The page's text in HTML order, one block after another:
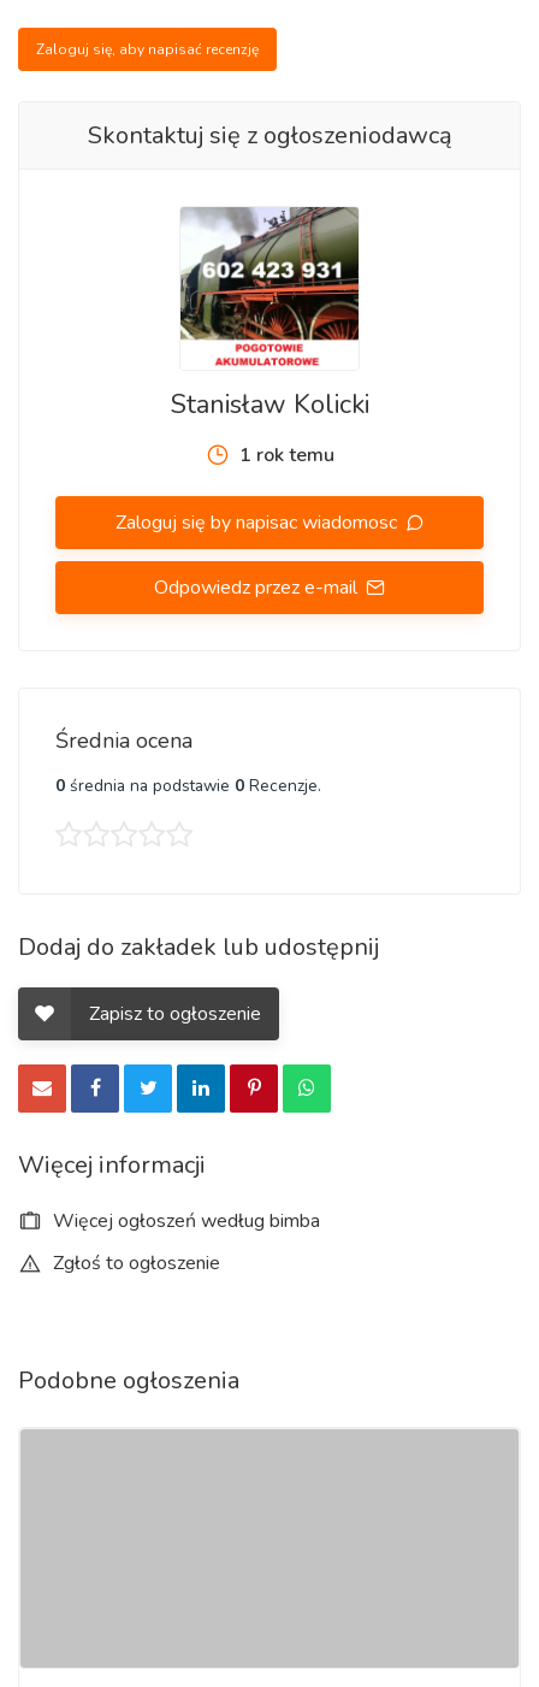
Zaloguj się, aby napisać recenzję
Skontaktuj się z ogłoszeniodawcą
Stanisław Kolicki
1 rok temu
Zaloguj się by napisac wiadomosc
Odpowiedz przez e-mail
Średnia ocena
0 średnia na podstawie 0 Recenzje.
Dodaj do zakładek lub udostępnij
Zapisz to ogłoszenie
Więcej informacji
Więcej ogłoszeń według bimba
Zgłoś to ogłoszenie
Podobne ogłoszenia